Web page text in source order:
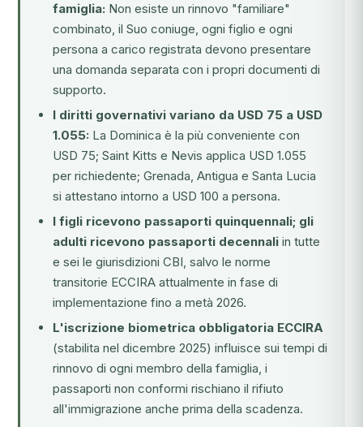
famiglia: Non esiste un rinnovo "familiare"
combinato, il Suo coniuge, ogni figlio e ogni
persona a carico registrata devono presentare
una domanda separata con i propri documenti di
supporto.
I diritti governativi variano da USD 75 a USD
1.055: La Dominica è la più conveniente con
USD 75; Saint Kitts e Nevis applica USD 1.055
per richiedente; Grenada, Antigua e Santa Lucia
si attestano intorno a USD 100 a persona.
I figli ricevono passaporti quinquennali; gli
adulti ricevono passaporti decennali in tutte
e sei le giurisdizioni CBI, salvo le norme
transitorie ECCIRA attualmente in fase di
implementazione fino a metà 2026.
L'iscrizione biometrica obbligatoria ECCIRA
(stabilita nel dicembre 2025) influisce sui tempi di
rinnovo di ogni membro della famiglia, i
passaporti non conformi rischiano il rifiuto
all'immigrazione anche prima della scadenza.